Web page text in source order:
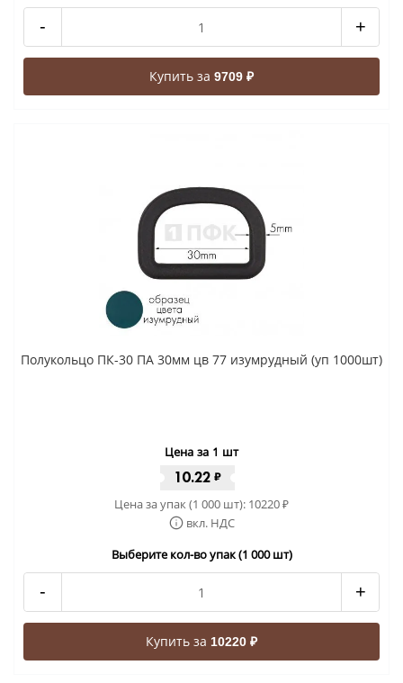
- +
Купить за 9709 ₽
Полукольцо ПК-30 ПА 30мм цв 77 изумрудный (уп 1000шт)
Цена за 1 шт
10.22 ₽
Цена за упак (1 000 шт): 10220₽
вкл. НДС
Выберите кол-во упак (1 000 шт)
- +
Купить за 10220 ₽